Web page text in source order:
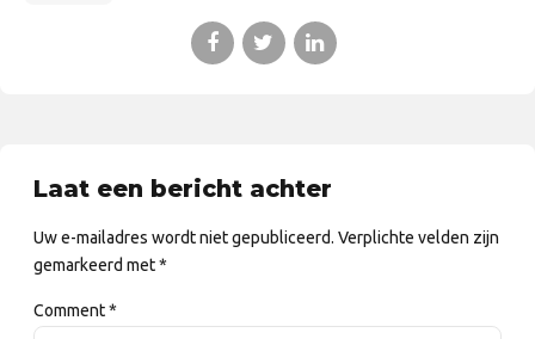
Laat een bericht achter
Uw e-mailadres wordt niet gepubliceerd. Verplichte velden zijn
gemarkeerd met *
Comment*